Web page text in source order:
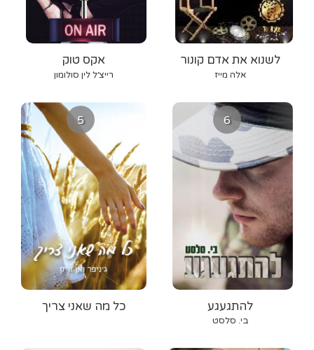
אקס טוק
רייצ׳ל לין סולומון
לשנוא את אדם קונור
אלה מייז
5
כל מה שאני צריך
6
להתגעגע
בי. סלסט